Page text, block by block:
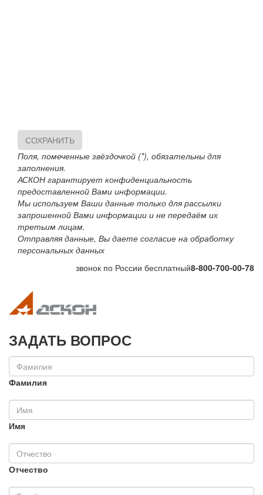
СОХРАНИТЬ
Поля, помеченные звёздочкой (*), обязательны для
заполнения.
АСКОН гарантирует конфиденциальность
предоставленной Вами информации.
Мы используем Ваши данные только для рассылки
запрошенной Вами информации и не передаём их
третьим лицам.
Отправляя данные, Вы даете согласие на обработку
персональных данных
звонок по России бесплатный8-800-700-00-78
ЗАДАТЬ ВОПРОС
Фамилия
Имя
Отчество